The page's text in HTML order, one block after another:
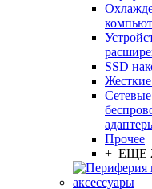
SSD
Прочее
+ ЕЩЕ